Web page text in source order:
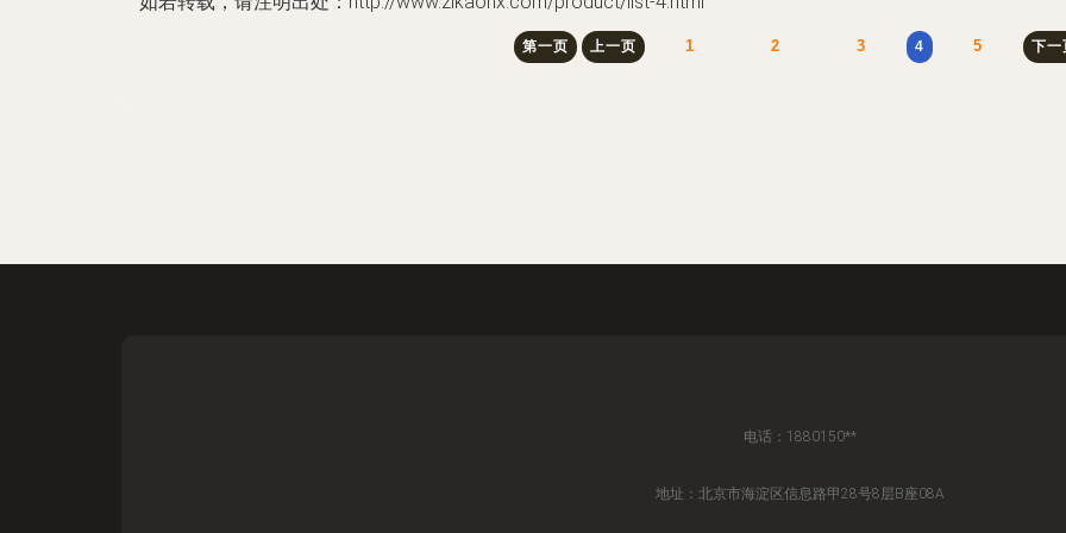
第一页 上一页 1 2 3 4 5 下一
电话：1880150**
地址：北京市海淀区信息路甲28号8层B座08A